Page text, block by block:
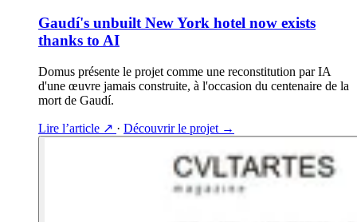
Gaudí's unbuilt New York hotel now exists
thanks to AI
Domus présente le projet comme une reconstitution par IA
d'une œuvre jamais construite, à l'occasion du centenaire de la
mort de Gaudí.
Lire l’article ↗ · Découvrir le projet →